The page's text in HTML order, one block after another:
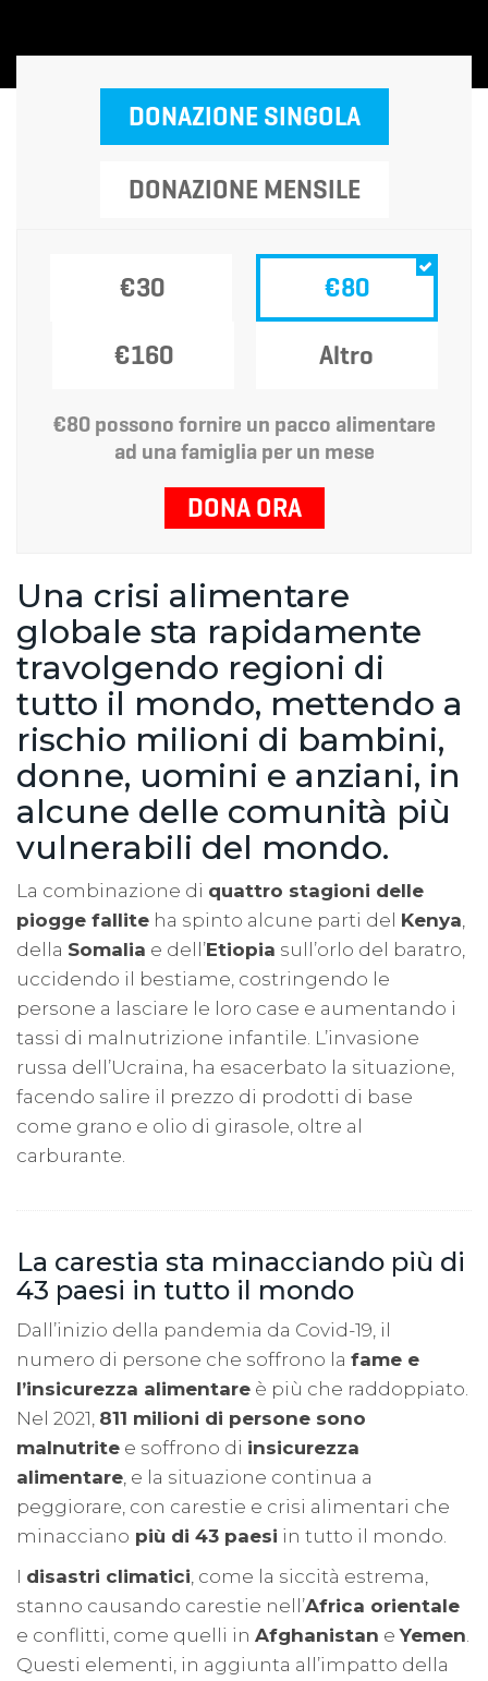
DONAZIONE SINGOLA
DONAZIONE MENSILE
€30 €80
€160 Altro
€80 possono fornire un pacco alimentare
ad una famiglia per un mese
DONA ORA
Una crisi alimentare
globale sta rapidamente
travolgendo regioni di
tutto il mondo, mettendo a
rischio milioni di bambini,
donne, uomini e anziani, in
alcune delle comunità più
vulnerabili del mondo.
La combinazione di quattro stagioni delle
piogge fallite ha spinto alcune parti del Kenya
della Somalia e dell’Etiopia sull’orlo del baratro,
uccidendo il bestiame, costringendo le
persone a lasciare le loro case e aumentando i
tassi di malnutrizione infantile. L’invasione
russa dell’Ucraina, ha esacerbato la situazione,
facendo salire il prezzo di prodotti di base
come grano e olio di girasole, oltre al
carburante.
La carestia sta minacciando più di
43 paesi in tutto il mondo
Dall’inizio della pandemia da Covid-19, il
numero di persone che soffrono la fame e
l’insicurezza alimentare è più che raddoppiato.
Nel 2021, 811 milioni di persone sono
malnutrite e soffrono di insicurezza
alimentare , e la situazione continua a
peggiorare, con carestie e crisi alimentari che
minacciano più di 43 paesi in tutto il mondo.
I disastri climatici , come la siccità estrema,
stanno causando carestie nell’Africa orientale
e conflitti, come quelli in Afghanistan eYemen
Questi elementi, in aggiunta all’impatto della